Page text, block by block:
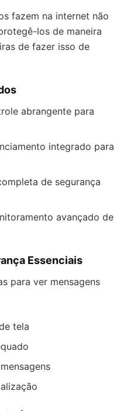
fazem na internet não
los de maneira
de fazer isso de
abrangente para
integrado para
de segurança
avançado de
Essenciais
para ver mensagens
tela